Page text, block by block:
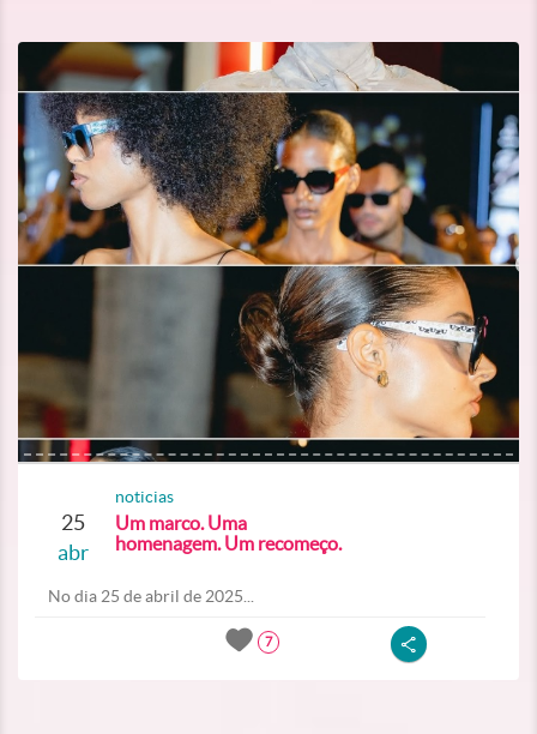
25
abr
noticias
Um marco. Uma
homenagem. Um recomeço.
No dia 25 de abril de 2025...
7